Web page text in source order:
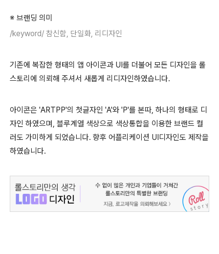
※ 브랜딩 의미
/keyword/ 참신함, 단일화, 리디자인
기존에 복잡한 형태의 앱 아이콘과 UI를 더불어 모든 디자인을 롤
스토리에 의뢰해 주셔서 새롭게 리디자인하였습니다.
아이콘은 'ARTPP'의 첫글자인 'A'와 'P'를 본따, 하나의 형태로 디
자인 하였으며, 블루계열 색상으로 색상통합을 이용한 브랜드 컬
러도 가미하게 되었습니다. 향후 어플리케이션 UI디자인도 제작을
하였습니다.